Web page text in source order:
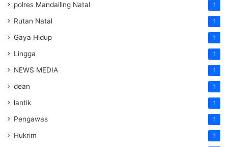
polres Mandailing Natal 1
Rutan Natal 1
Gaya Hidup 1
Lingga 1
NEWS MEDIA 1
dean 1
lantik 1
Pengawas 1
Hukrim 1